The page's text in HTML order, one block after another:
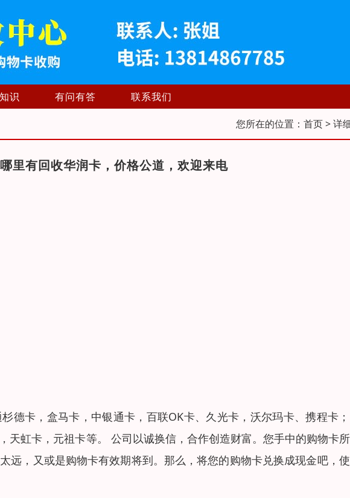
识 有问有答 联系我们
您所在的位置： 首页> 详
里有回收华润卡，价格公道，欢迎来电
德卡，盒马卡，中银通卡，百联OK卡、久光卡，沃尔玛卡、携程卡
天虹卡，元祖卡等。 公司以诚换信，合作创造财富。您手中的购物卡
远，又或是购物卡有效期将到。那么，将您的购物卡兑换成现金吧，